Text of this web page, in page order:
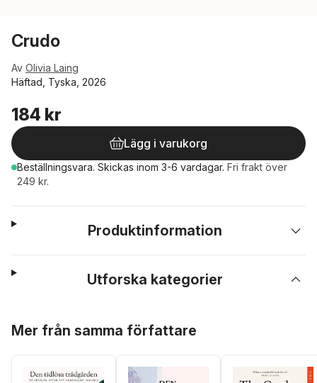
Crudo
Av Olivia Laing
Häftad, Tyska, 2026
184 kr
Lägg i varukorg
Beställningsvara. Skickas inom 3-6 vardagar. Fri frakt över
249 kr.
Produktinformation
Utforska kategorier
Mer från samma författare